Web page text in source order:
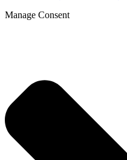
Manage Consent